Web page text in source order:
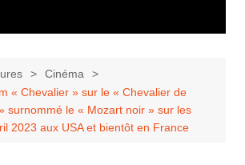
Cinéma
« Chevalier » sur le « Chevalier de
surnommé le « Mozart noir » sur les
2023 aux USA et bientôt en France